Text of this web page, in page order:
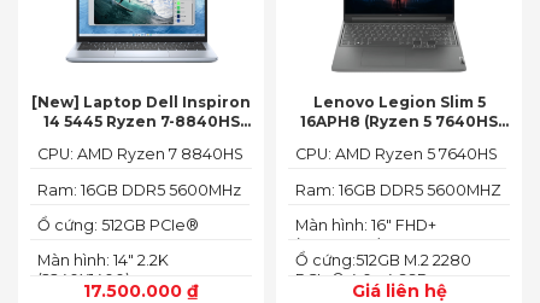
[New] Laptop Dell Inspiron
14 5445 Ryzen 7-8840HS
Radeon 780M Màn 14inch
17.500.000 ₫
Màn hình: 14" 2.2K
(2240X1400)
Ổ cứng: 512GB PCIe®
Ram: 16GB DDR5 5600MHz
CPU: AMD Ryzen 7 8840HS
Lenovo Legion Slim 5
16APH8 (Ryzen 5 7640HS
4060 16″ FHD+ 144Hz)
Giá liên hệ
Ổ cứng:512GB M.2 2280
PCIe® 4.0 x4 SSD
Màn hình: 16" FHD+
(1920x1200) IPS
Ram: 16GB DDR5 5600MHZ
CPU: AMD Ryzen 5 7640HS